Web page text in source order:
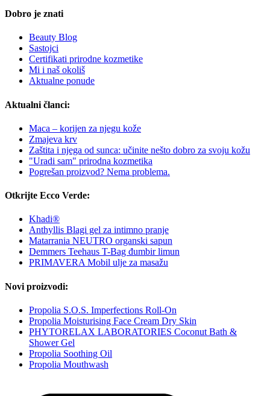
Dobro je znati
Beauty Blog
Sastojci
Certifikati prirodne kozmetike
Mi i naš okoliš
Aktualne ponude
Aktualni članci:
Maca – korijen za njegu kože
Zmajeva krv
Zaštita i njega od sunca: učinite nešto dobro za svoju kožu
"Uradi sam" prirodna kozmetika
Pogrešan proizvod? Nema problema.
Otkrijte Ecco Verde:
Khadi®
Anthyllis Blagi gel za intimno pranje
Matarrania NEUTRO organski sapun
Demmers Teehaus T-Bag đumbir limun
PRIMAVERA Mobil ulje za masažu
Novi proizvodi:
Propolia S.O.S. Imperfections Roll-On
Propolia Moisturising Face Cream Dry Skin
PHYTORELAX LABORATORIES Coconut Bath &
Shower Gel
Propolia Soothing Oil
Propolia Mouthwash